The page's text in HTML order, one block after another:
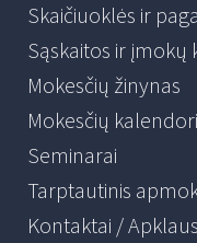
Skaičiuoklės ir
Sąskaitos ir įmokų
Mokesčių žinynas
Mokesčių
Seminarai
Tarptautinis
Kontaktai /